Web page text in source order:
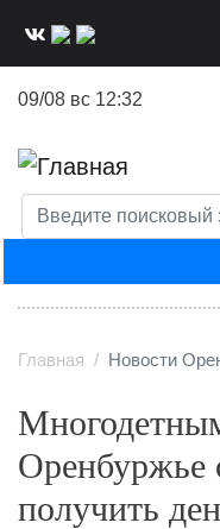
09/08 вс 12:32
Главная Новости
Оренбуржье
получить